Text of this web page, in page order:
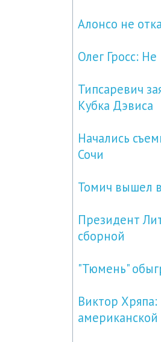
Алонсо не
Олег Гросс:
Типсаревич
Кубка Дэвиса
Начались
Сочи
Томич вышел
Президент
сборной
"Тюмень"
Виктор